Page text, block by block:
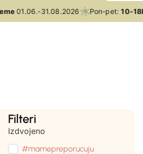
01.06.-31.08.2026 Pon-pet:10-18h
Filteri
Izdvojeno
#mamepreporucuju